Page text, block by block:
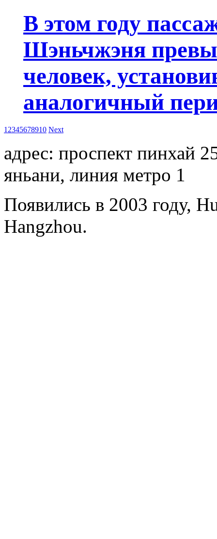
В этом году
Шэньчжэня
человек,
аналогичный
1 2345678910 Next
адрес: проспект пинхай
яньани, линия метро 1
Появились в 2003 году,
Hangzhou.